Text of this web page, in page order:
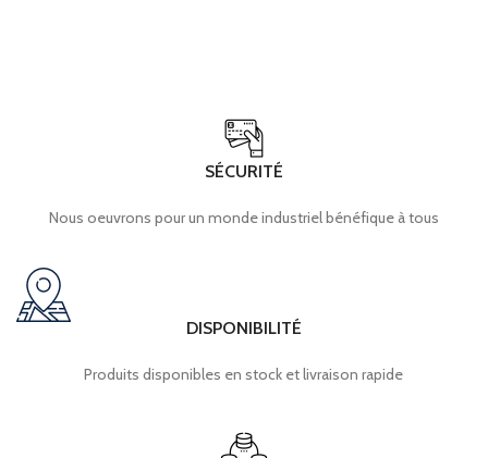
SÉCURITÉ
Nous oeuvrons pour un monde industriel bénéfique à tous
DISPONIBILITÉ
Produits disponibles en stock et livraison rapide